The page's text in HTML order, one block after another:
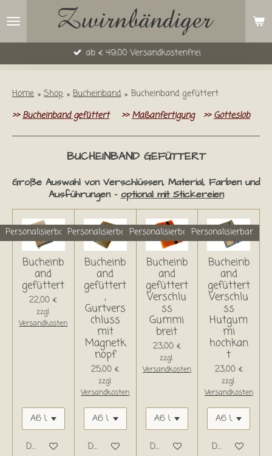
Hauptinhalt
ab € 49,00 Versandkostenfrei
Home » Shop » Bucheinband » Bucheinband gefüttert
>>Bucheinband gefüttert>>Maßanfertigung>>Gotteslob
BUCHEINBAND GEFÜTTERT
Große Auswahl von Verschlüssen, Material, Farben und
Ausführungen - optional mit Stickereien
Personalisierbar
Bucheinb
and
gefüttert
22,00 €
zzgl.
Versandkosten
Details anzeigen
Personalisierbar
Bucheinb
and
gefüttert
,
Gurtvers
chluss
mit
Magnetk
nopf
25,00 €
zzgl.
Versandkosten
Details anzeigen
Personalisierbar
Bucheinb
and
gefüttert
Verschlu
ss
Gummi
breit
23,00 €
zzgl.
Versandkosten
Details anzeigen
Personalisierbar
Bucheinb
and
gefüttert
Verschlu
ss
Hutgum
mi
hochkan
t
23,00 €
zzgl.
Versandkosten
Details